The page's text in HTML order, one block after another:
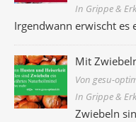
In Grippe &
Irgendwann erwischt es
Mit
Von gesu-
In Grippe &
Zwiebeln